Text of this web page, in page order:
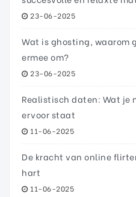
23-06-2025
Wat is ghosting, waarom
ermee om?
23-06-2025
Realistisch daten: Wat je
ervoor staat
11-06-2025
De kracht van online
hart
11-06-2025